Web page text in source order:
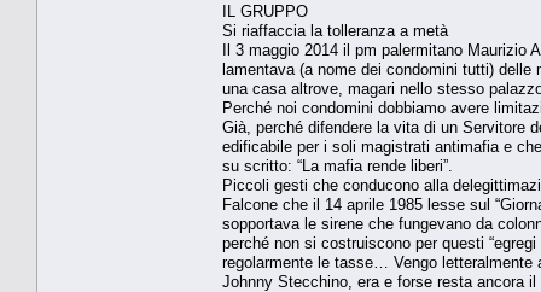
IL GRUPPO
Si riaffaccia la tolleranza a metà
Il 3 maggio 2014 il pm palermitano Maurizio
lamentava (a nome dei condomini tutti)
una casa altrove, magari nello stesso
Perché noi condomini dobbiamo avere
Già, perché difendere la vita di un Servitore
edificabile per i soli magistrati antimafia e
su scritto: “La mafia rende liberi”.
Piccoli gesti che conducono alla
Falcone che il 14 aprile 1985 lesse sul
sopportava le sirene che fungevano da
perché non si costruiscono per questi
regolarmente le tasse… Vengo letteralmente
Johnny Stecchino, era e forse resta ancora il